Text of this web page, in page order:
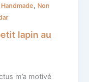
Handmade, Non
lapin au
m’a motivé